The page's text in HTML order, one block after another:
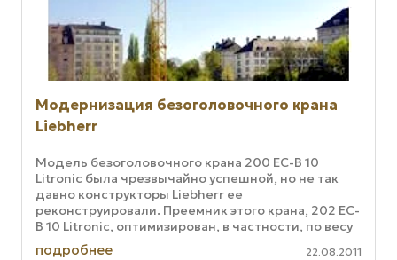
Модернизация безоголовочного крана
Liebherr
Модель безоголовочного крана 200 EC-B 10
Litronic была чрезвычайно успешной, но не так
давно конструкторы Liebherr ее
реконструировали. Преемник этого крана, 202 EC-
B 10 Litronic, оптимизирован, в частности, по весу
в собранном состоянии. При этом ...
подробнее 22.08.2011